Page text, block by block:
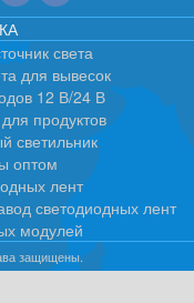
света
для вывесок
12 В/24 В
продуктов
светильник
оптом
лент
светодиодных лент
модулей
защищены.